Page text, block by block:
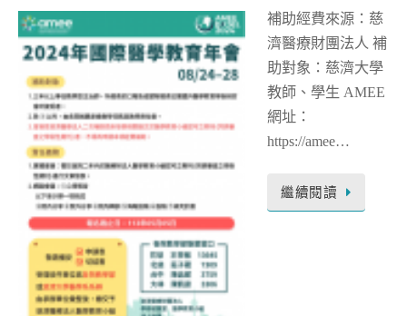
補助經費來源：慈
濟醫療財團法人 補
助對象：慈濟大學
教師、學生 AMEE
網址：
https://amee…
繼續閱讀